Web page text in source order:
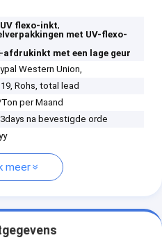
flexo-inkt,
met UV-flexo-
afdrukinkt met een lage geur
Western Union,
19, Rohs, total lead
per Maand
na bevestigde orde
meer